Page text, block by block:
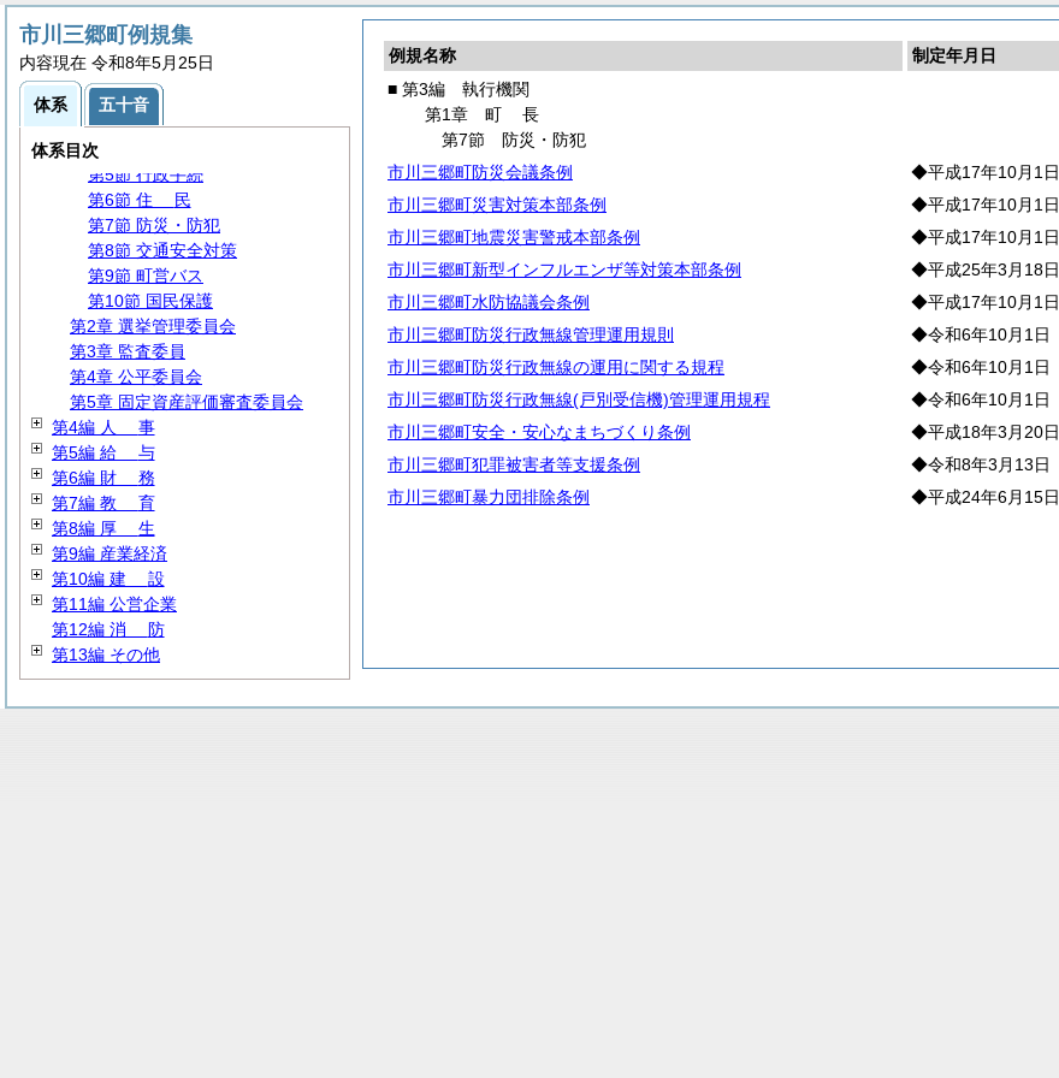
例規名称 制定年月日
■ 第3編 執行機関
第1章 町長
第7節 防災・防犯
市川三郷町防災会議条例
◆平成17年10月1日
市川三郷町災害対策本部条例
◆平成17年10月1日
市川三郷町地震災害警戒本部条例
◆平成17年10月1日
市川三郷町新型インフルエンザ等対策本部条例
◆平成25年3月18日
市川三郷町水防協議会条例
◆平成17年10月1日
市川三郷町防災行政無線管理運用規則
◆令和6年10月1日
市川三郷町防災行政無線の運用に関する規程
◆令和6年10月1日
市川三郷町防災行政無線(戸別受信機)管理運用規程
◆令和6年10月1日
市川三郷町安全・安心なまちづくり条例
◆平成18年3月20日
市川三郷町犯罪被害者等支援条例
◆令和8年3月13日
市川三郷町暴力団排除条例
◆平成24年6月15日
市川三郷町例規集
内容現在 令和8年5月25日
体系 五十音
体系目次
第3編 執行機関
第1章町長
第1節 事務分掌
第2節 代理・代決等
第3節 文書・公印
第4節 情報の公開・保護等
第5節 行政手続
第6節 住
民
第7節 防災・防犯
第8節 交通安全対策
第9節 町営バス
第10節 国民保護
第2章 選挙管理委員会
第3章 監査委員
第4章 公平委員会
第5章 固定資産評価審査委員会
第4編 人 事
第5編 給 与
第6編 財 務
第7編 教 育
第8編 厚 生
第9編 産業経済
第10編 建 設
第11編 公営企業
第12編 消 防
第13編 その他